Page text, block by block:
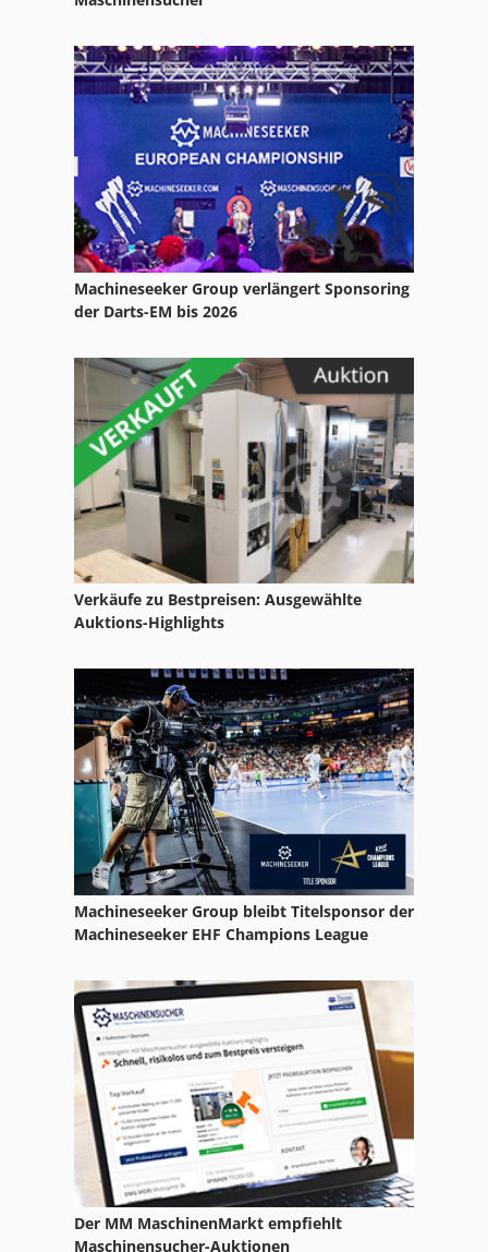
Zwiebelschälmaschine
Zylinderschleifmaschine
Machineseeker Group verlängert Sponsoring
der Darts-EM bis 2026
Verkäufe zu Bestpreisen: Ausgewählte
Auktions-Highlights
Machineseeker Group bleibt Titelsponsor der
Machineseeker EHF Champions League
Der MM MaschinenMarkt empfiehlt
Maschinensucher-Auktionen